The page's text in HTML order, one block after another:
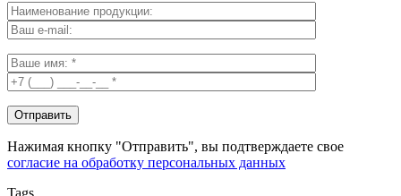
Нажимая кнопку "Отправить", вы подтверждаете свое
согласие на обработку персональных данных
Tags